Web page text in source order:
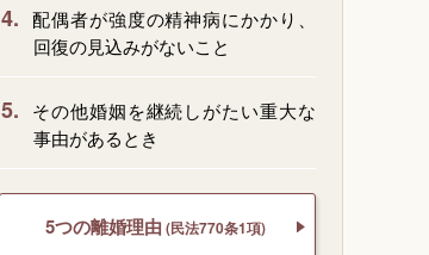
4. 配偶者が強度の精神病にかかり、
回復の見込みがないこと
5.
その他婚姻を継続しがたい重大な
事由があるとき
5つの離婚理由 (民法770条1項)